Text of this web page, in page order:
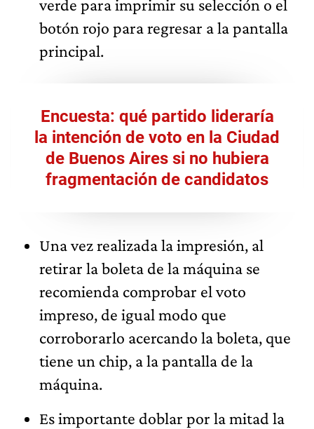
verde para imprimir su selección o el
botón rojo para regresar a la pantalla
principal.
Encuesta: qué partido lideraría
la intención de voto en la Ciudad
de Buenos Aires si no hubiera
fragmentación de candidatos
Una vez realizada la impresión, al
retirar la boleta de la máquina se
recomienda comprobar el voto
impreso, de igual modo que
corroborarlo acercando la boleta, que
tiene un chip, a la pantalla de la
máquina.
Es importante doblar por la mitad la